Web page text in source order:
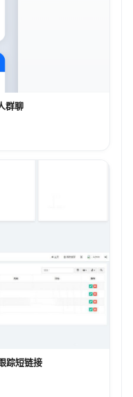
群聊
踪短链接